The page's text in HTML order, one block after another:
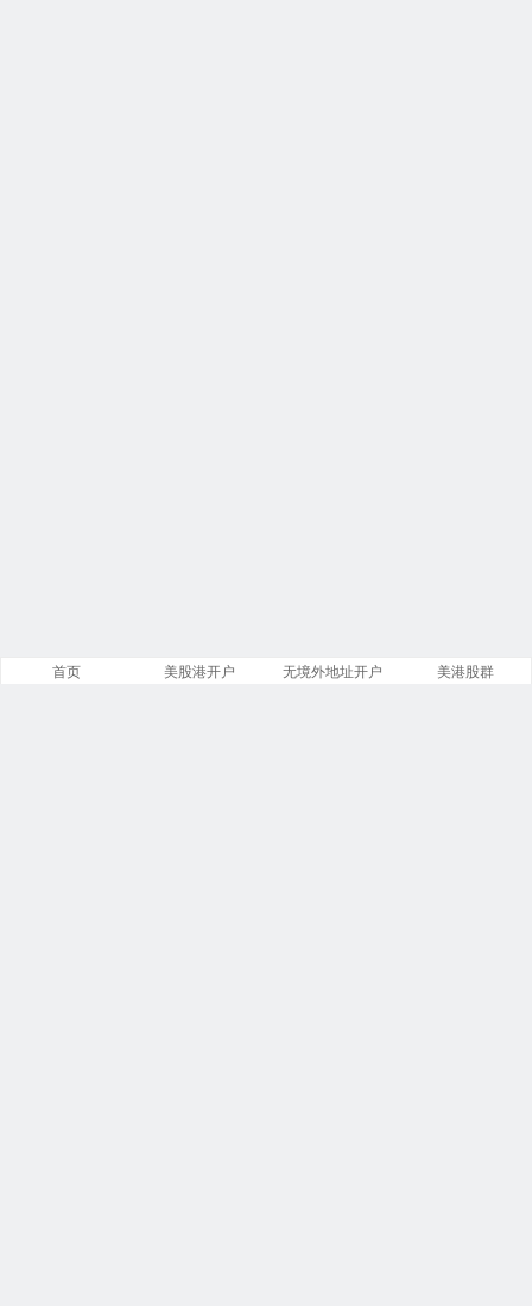
首页 美股港开户 无境外地址开户 美港股群